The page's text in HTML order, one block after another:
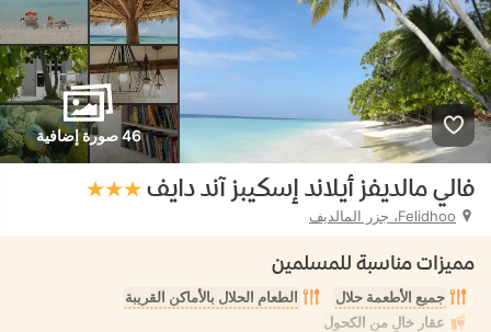
46 صورة إضافية
فالي مالديفز أيلاند إسكيبز آند دايف
Felidhoo، جزر المالديف
مميزات مناسبة للمسلمين
جميع الأطعمة حلال
الطعام الحلال بالأماكن القريبة
عقار خالٍ من الكحول